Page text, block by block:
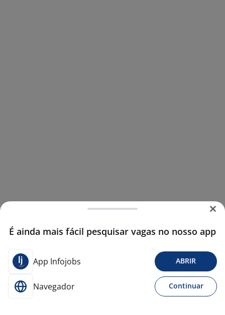
É ainda mais fácil pesquisar vagas no nosso app
App Infojobs ABRIR
Navegador Continuar